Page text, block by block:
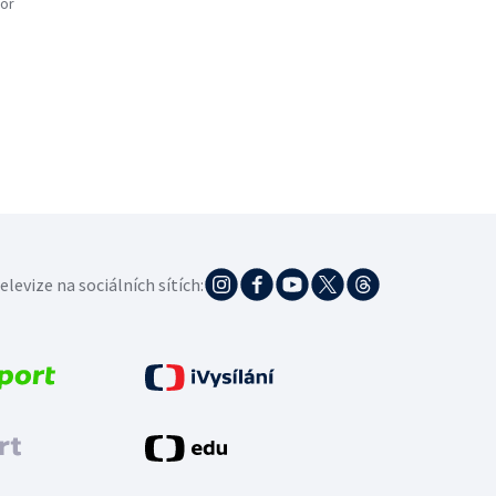
na sociálních sítích: